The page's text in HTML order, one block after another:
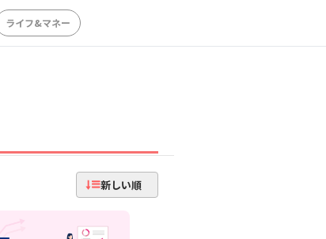
ライフ&マネー
新しい順